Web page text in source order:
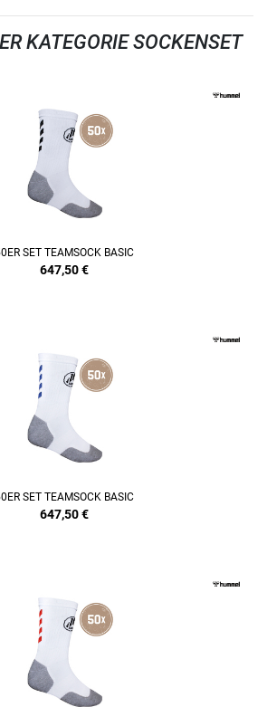
KATEGORIE SOCKENSET
SET TEAMSOCK BASIC
647,50€
SET TEAMSOCK BASIC
647,50€